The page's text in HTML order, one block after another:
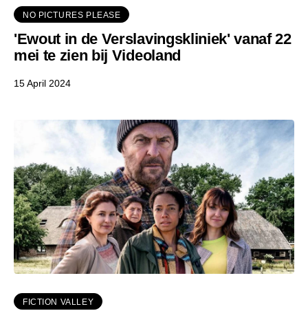
NO PICTURES PLEASE
'Ewout in de Verslavingskliniek' vanaf 22
mei te zien bij Videoland
15 April 2024
FICTION VALLEY